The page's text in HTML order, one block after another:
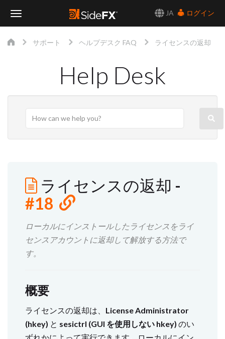
JA
ログイン
サポート ヘルプデスク FAQ ライセンスの返却
Help Desk
ライセンスの返却 -
#18
ローカルにインストールしたライセンスをライ
センスアカウントに返却して解放する方法で
す。
概要
ライセンスの返却は、 License Administrator
(hkey) と sesictrl (GUI を使用しない hkey) のい